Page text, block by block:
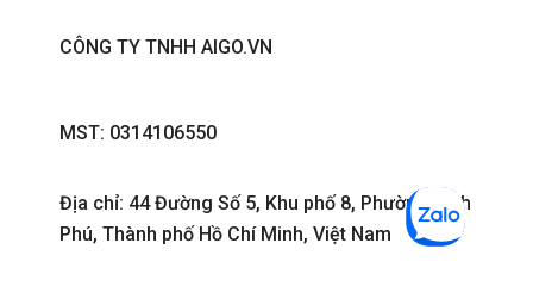
CÔNG TY TNHH AIGO.VN
MST: 0314106550
Địa chỉ: 44 Đường Số 5, Khu phố 8, Phường Bình
Phú, Thành phố Hồ Chí Minh, Việt Nam